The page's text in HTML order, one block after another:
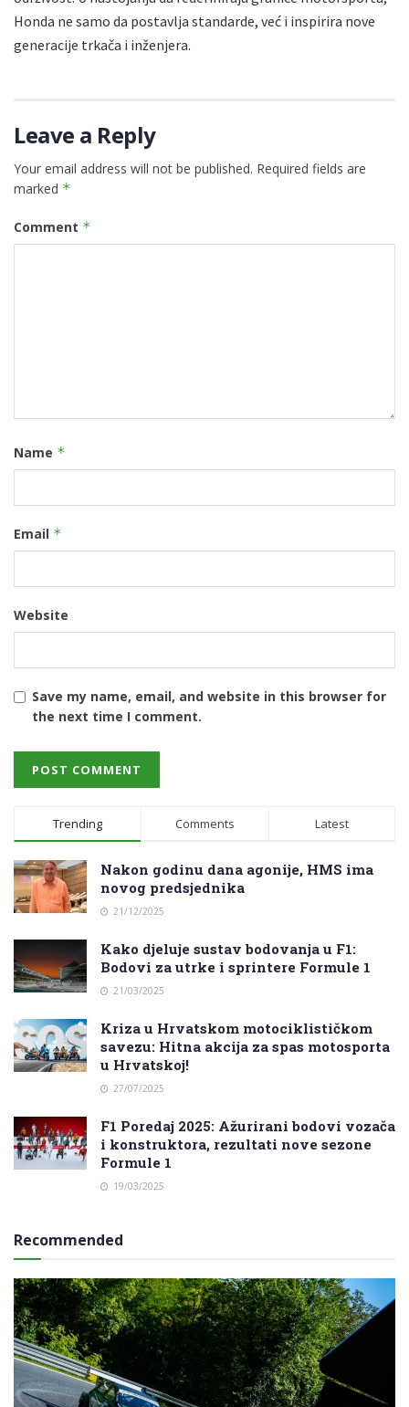
Honda ne samo da postavlja standarde, već i inspirira nove
generacije trkača i inženjera.
Leave a Reply
Your email address will not be published. Required fields are
marked *
Comment *
Name *
Email *
Website
Save my name, email, and website in this browser for
the next time I comment.
Trending Comments Latest
Nakon godinu dana agonije, HMS ima
novog predsjednika
21/12/2025
Kako djeluje sustav bodovanja u F1:
Bodovi za utrke i sprintere Formule 1
21/03/2025
Kriza u Hrvatskom motociklističkom
savezu: Hitna akcija za spas motosporta
u Hrvatskoj!
27/07/2025
F1 Poredaj 2025: Ažurirani bodovi vozača
i konstruktora, rezultati nove sezone
Formule 1
19/03/2025
Recommended